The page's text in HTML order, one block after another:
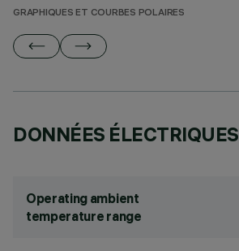
GRAPHIQUES ET COURBES POLAIRES
DONNÉES ÉLECTRIQUES
Operating ambient
temperature range